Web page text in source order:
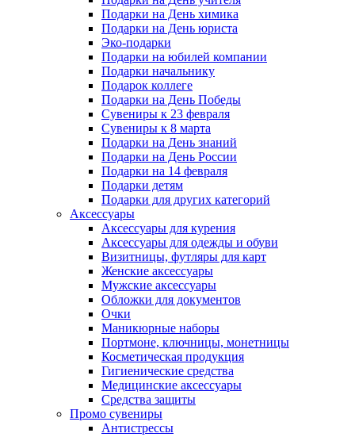
Подарки на День химика
Подарки на День юриста
Эко-подарки
Подарки на юбилей компании
Подарки начальнику
Подарок коллеге
Подарки на День Победы
Сувениры к 23 февраля
Сувениры к 8 марта
Подарки на День знаний
Подарки на День России
Подарки на 14 февраля
Подарки детям
Подарки для других категорий
Аксессуары
Аксессуары для курения
Аксессуары для одежды и обуви
Визитницы, футляры для карт
Женские аксессуары
Мужские аксессуары
Обложки для документов
Очки
Маникюрные наборы
Портмоне, ключницы, монетницы
Косметическая продукция
Гигиенические средства
Медицинские аксессуары
Средства защиты
Промо сувениры
Антистрессы